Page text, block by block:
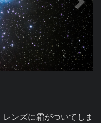
ンズに霜がついてしま